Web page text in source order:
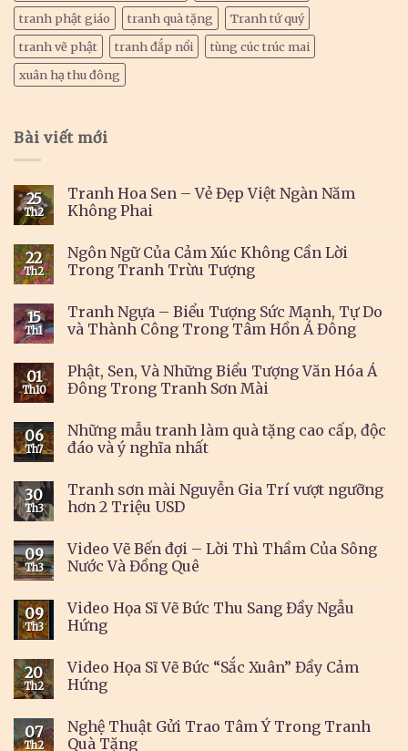
tranh phật giáo
tranh quà tặng
Tranh tứ quý
tranh vẽ phật
tranh đắp nổi
tùng cúc trúc mai
xuân hạ thu đông
Bài viết mới
25
Th2
Tranh Hoa Sen – Vẻ Đẹp Việt Ngàn Năm
Không Phai
22
Th2
Ngôn Ngữ Của Cảm Xúc Không Cần Lời
Trong Tranh Trừu Tượng
15
Th1
Tranh Ngựa – Biểu Tượng Sức Mạnh, Tự Do
và Thành Công Trong Tâm Hồn Á Đông
01
Th10
Phật, Sen, Và Những Biểu Tượng Văn Hóa Á
Đông Trong Tranh Sơn Mài
06
Th7
Những mẫu tranh làm quà tặng cao cấp, độc
đáo và ý nghĩa nhất
30
Th3
Tranh sơn mài Nguyễn Gia Trí vượt ngưỡng
hơn 2 Triệu USD
09
Th3
Video Vẽ Bến đợi – Lời Thì Thầm Của Sông
Nước Và Đồng Quê
09
Th3
Video Họa Sĩ Vẽ Bức Thu Sang Đầy Ngẫu
Hứng
20
Th2
Video Họa Sĩ Vẽ Bức “Sắc Xuân” Đầy Cảm
Hứng
07
Th2
Nghệ Thuật Gửi Trao Tâm Ý Trong Tranh
Quà Tặng